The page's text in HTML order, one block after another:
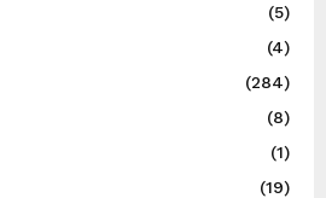
(5)
(4)
(284)
(8)
(1)
(19)